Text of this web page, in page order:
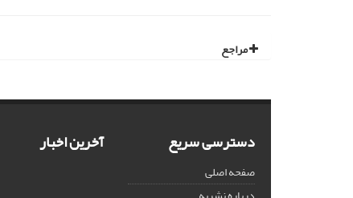
مراجع
دسترسی سریع
صفحه اصلی
آخرین اخبار